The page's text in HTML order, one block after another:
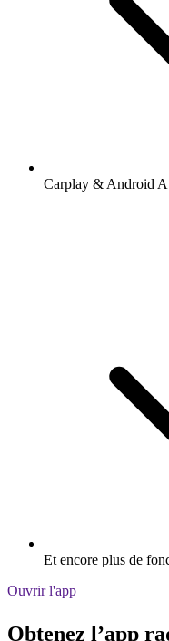
Carplay & Android
Et encore plus de
Ouvrir l'app
Obtenez l’app